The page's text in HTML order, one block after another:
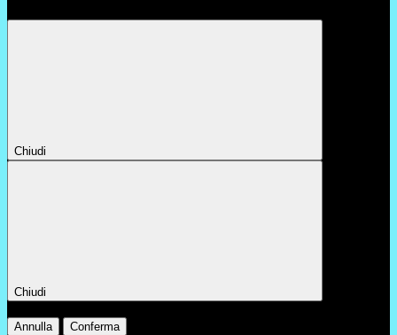
Chiudi
Chiudi
Annulla Conferma